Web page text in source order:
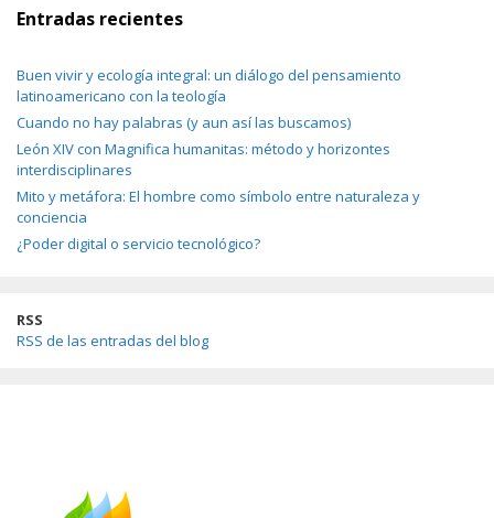
Entradas recientes
Buen vivir y ecología integral: un diálogo del pensamiento
latinoamericano con la teología
Cuando no hay palabras (y aun así las buscamos)
León XIV con Magnifica humanitas: método y horizontes
interdisciplinares
Mito y metáfora: El hombre como símbolo entre naturaleza y
conciencia
¿Poder digital o servicio tecnológico?
RSS
RSS de las entradas del blog